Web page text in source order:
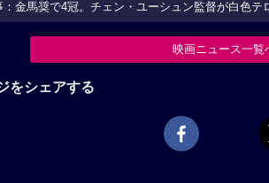
金馬奨で4冠。チェン・ユーシュン監督が白色テ
映画ニュース一覧
をシェアする